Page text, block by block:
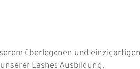
überlegenen und einzigartigen
Lashes Ausbildung.